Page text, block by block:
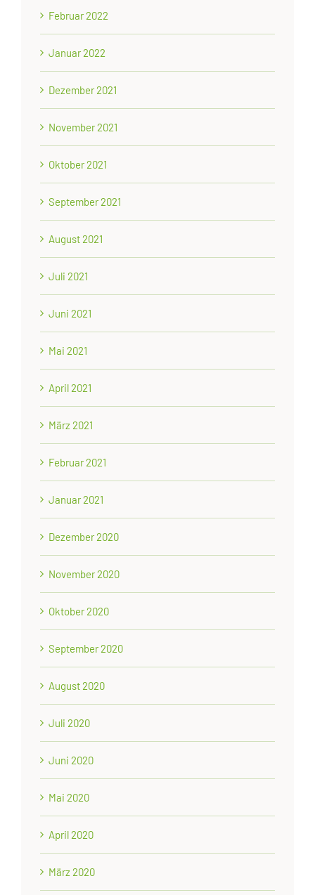
Februar 2022
Januar 2022
Dezember 2021
November 2021
Oktober 2021
September 2021
August 2021
Juli 2021
Juni 2021
Mai 2021
April 2021
März 2021
Februar 2021
Januar 2021
Dezember 2020
November 2020
Oktober 2020
September 2020
August 2020
Juli 2020
Juni 2020
Mai 2020
April 2020
März 2020